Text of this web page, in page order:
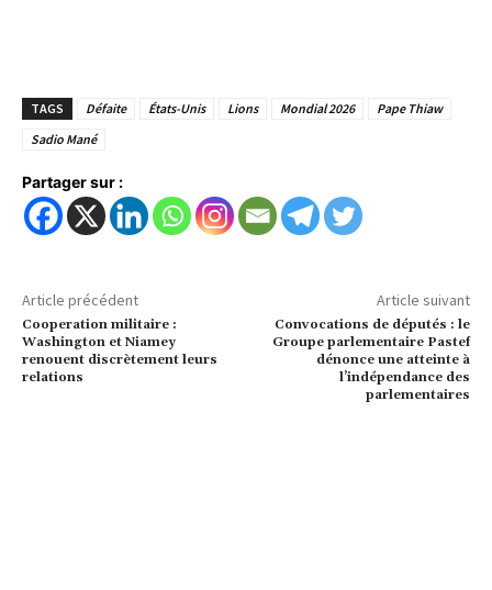
TAGS Défaite États-Unis Lions Mondial 2026
Pape Thiaw
Sadio Mané
Partager sur :
Article précédent
Cooperation militaire :
Washington et Niamey
renouent discrètement leurs
relations
Article suivant
Convocations de députés : le
Groupe parlementaire Pastef
dénonce une atteinte à
l’indépendance des
parlementaires